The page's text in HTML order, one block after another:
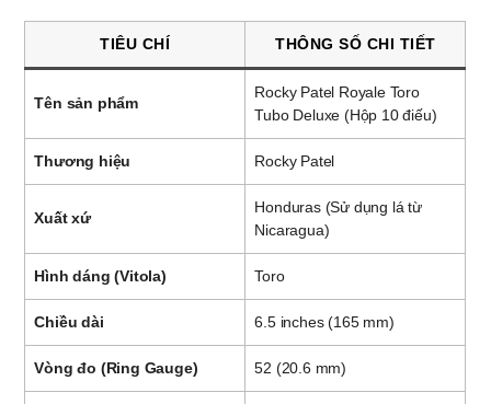
TIÊU CHÍ THÔNG SỐ CHI TIẾT
Tên sản phẩm
Rocky Patel Royale Toro
Tubo Deluxe (Hộp 10 điếu)
Thương hiệu Rocky Patel
Xuất xứ
Honduras (Sử dụng lá từ
Nicaragua)
Hình dáng (Vitola) Toro
Chiều dài 6.5 inches (165 mm)
Vòng đo (Ring Gauge) 52 (20.6 mm)